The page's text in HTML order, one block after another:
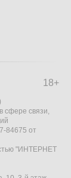
18+
сфере связи,
84675 от
"ИНТЕРНЕТ